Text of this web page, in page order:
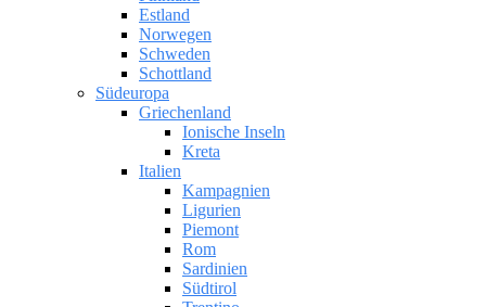
Estland
Norwegen
Schweden
Schottland
Südeuropa
Griechenland
Ionische Inseln
Kreta
Italien
Kampagnien
Ligurien
Piemont
Rom
Sardinien
Südtirol